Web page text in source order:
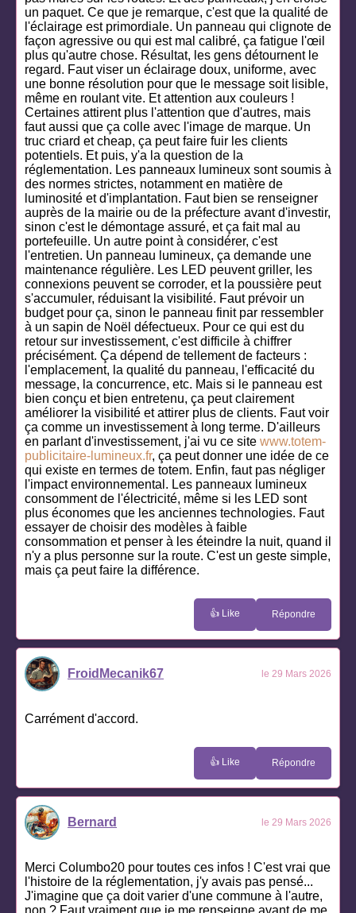
un paquet. Ce que je remarque, c'est que la qualité de
l'éclairage est primordiale. Un panneau qui clignote de
façon agressive ou qui est mal calibré, ça fatigue l'œil
plus qu'autre chose. Résultat, les gens détournent le
regard. Faut viser un éclairage doux, uniforme, avec
une bonne résolution pour que le message soit lisible,
même en roulant vite. Et attention aux couleurs !
Certaines attirent plus l'attention que d'autres, mais
faut aussi que ça colle avec l'image de marque. Un
truc criard et cheap, ça peut faire fuir les clients
potentiels. Et puis, y'a la question de la
réglementation. Les panneaux lumineux sont soumis à
des normes strictes, notamment en matière de
luminosité et d'implantation. Faut bien se renseigner
auprès de la mairie ou de la préfecture avant d'investir,
sinon c'est le démontage assuré, et ça fait mal au
portefeuille. Un autre point à considérer, c'est
l'entretien. Un panneau lumineux, ça demande une
maintenance régulière. Les LED peuvent griller, les
connexions peuvent se corroder, et la poussière peut
s'accumuler, réduisant la visibilité. Faut prévoir un
budget pour ça, sinon le panneau finit par ressembler
à un sapin de Noël défectueux. Pour ce qui est du
retour sur investissement, c'est difficile à chiffrer
précisément. Ça dépend de tellement de facteurs :
l'emplacement, la qualité du panneau, l'efficacité du
message, la concurrence, etc. Mais si le panneau est
bien conçu et bien entretenu, ça peut clairement
améliorer la visibilité et attirer plus de clients. Faut voir
ça comme un investissement à long terme. D'ailleurs
en parlant d'investissement, j'ai vu ce site www.totem-
publicitaire-lumineux.fr, ça peut donner une idée de ce
qui existe en termes de totem. Enfin, faut pas négliger
l'impact environnemental. Les panneaux lumineux
consomment de l'électricité, même si les LED sont
plus économes que les anciennes technologies. Faut
essayer de choisir des modèles à faible
consommation et penser à les éteindre la nuit, quand il
n'y a plus personne sur la route. C'est un geste simple,
mais ça peut faire la différence.
👍 Like Répondre
FroidMecanik67 le 29 Mars 2026
Carrément d'accord.
👍 Like Répondre
Bernard le 29 Mars 2026
Merci Columbo20 pour toutes ces infos ! C'est vrai que
l'histoire de la réglementation, j'y avais pas pensé...
J'imagine que ça doit varier d'une commune à l'autre,
non ? Faut vraiment que je me renseigne avant de me